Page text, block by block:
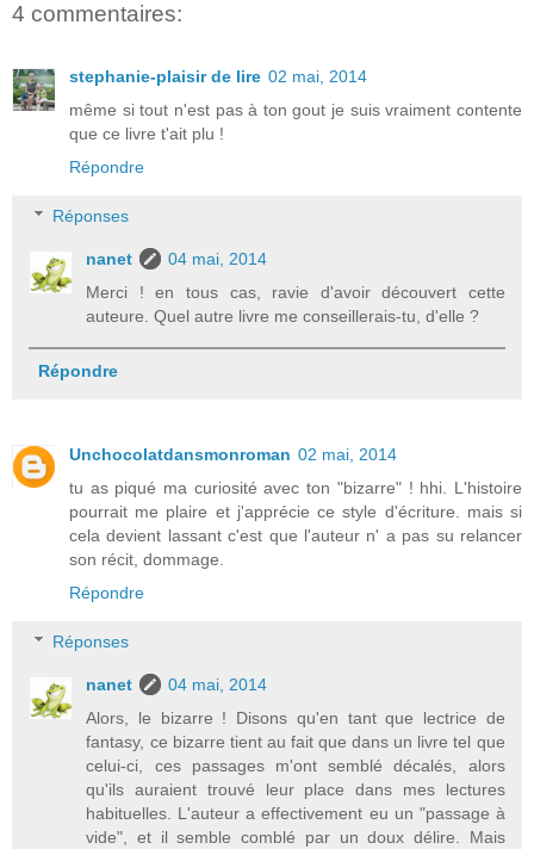
4 commentaires:
stephanie-plaisir de lire 02 mai, 2014
même si tout n'est pas à ton gout je suis vraiment contente
que ce livre t'ait plu !
Répondre
Réponses
nanet
04 mai, 2014
Merci ! en tous cas, ravie d'avoir découvert cette
auteure. Quel autre livre me conseillerais-tu, d'elle ?
Répondre
Unchocolatdansmonroman 02 mai, 2014
tu as piqué ma curiosité avec ton "bizarre" ! hhi. L'histoire
pourrait me plaire et j'apprécie ce style d'écriture. mais si
cela devient lassant c'est que l'auteur n' a pas su relancer
son récit, dommage.
Répondre
Réponses
nanet
04 mai, 2014
Alors, le bizarre ! Disons qu'en tant que lectrice de
fantasy, ce bizarre tient au fait que dans un livre tel que
celui-ci, ces passages m'ont semblé décalés, alors
qu'ils auraient trouvé leur place dans mes lectures
habituelles. L'auteur a effectivement eu un "passage à
vide", et il semble comblé par un doux délire. Mais